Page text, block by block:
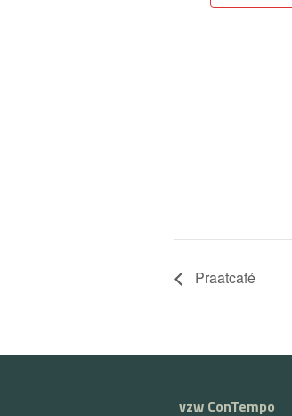
Praatcafé
vzw ConTempo